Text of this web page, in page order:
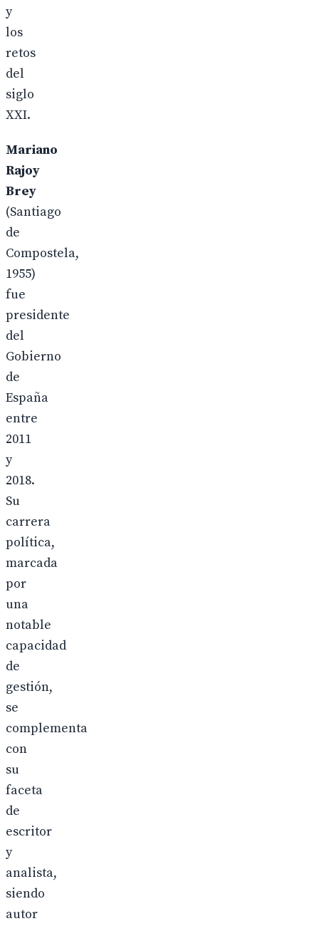
y
los
retos
del
siglo
XXI.
Mariano
Rajoy
Brey
(Santiago
de
Compostela,
1955)
fue
presidente
del
Gobierno
de
España
entre
2011
y
2018.
Su
carrera
política,
marcada
por
una
notable
capacidad
de
gestión,
se
complementa
con
su
faceta
de
escritor
y
analista,
siendo
autor